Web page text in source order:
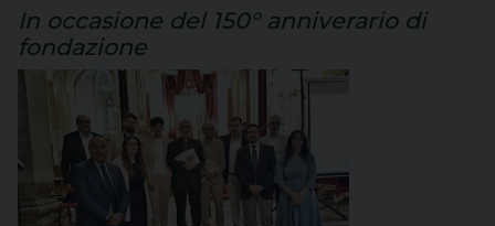
In occasione del 150° anniverario di
fondazione